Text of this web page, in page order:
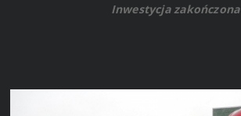
Inwestycja zakończona